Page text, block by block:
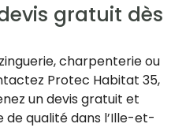
gratuit dès
charpenterie ou
Protec Habitat 35,
un devis gratuit et
de qualité dans l’Ille-et-